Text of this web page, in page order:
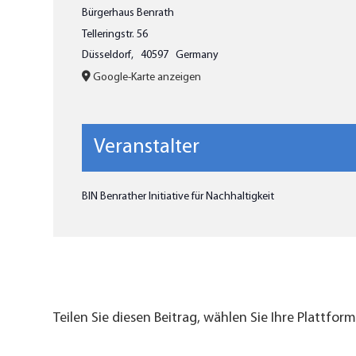
Bürgerhaus Benrath
Telleringstr. 56
Düsseldorf, 40597 Germany
Google-Karte anzeigen
Veranstalter
BIN Benrather Initiative für Nachhaltigkeit
Teilen Sie diesen Beitrag, wählen Sie Ihre